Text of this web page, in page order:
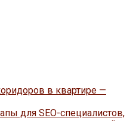
в квартире —
для SEO-специалистов,